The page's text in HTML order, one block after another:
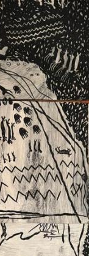
1297 del 30
jurídica: